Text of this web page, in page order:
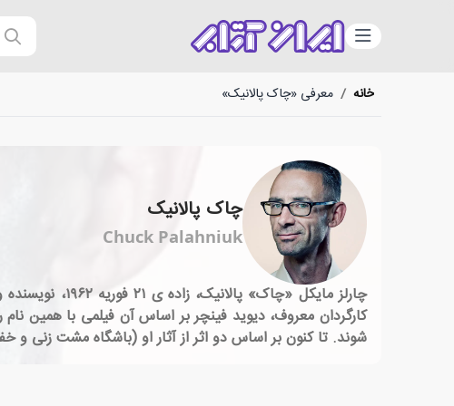
دسته‌بندی
خانه / معرفی «چاک پالانیک»
چاک پالانیک
Chuck Palahniuk
کارگردان معروف، دیوید فینچر بر اساس آن فیلمی با همین
شوند. تا کنون بر اساس دو اثر از آثار او (باشگاه مشت زنی